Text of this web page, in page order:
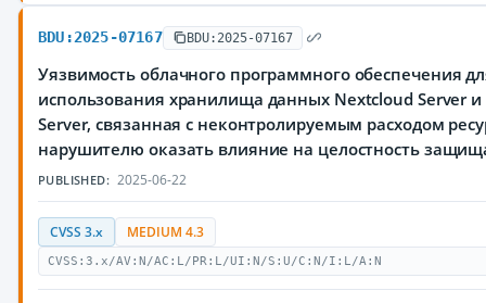
BDU:2025-07167 BDU:2025-07167
Уязвимость облачного программного обеспечения
использования хранилища данных Nextcloud Server
Server, связанная с неконтролируемым расходом
нарушителю оказать влияние на целостность
PUBLISHED: 2025-06-22
CVSS 3.x MEDIUM 4.3
CVSS:3.x/AV:N/AC:L/PR:L/UI:N/S:U/C:N/I:L/A:N